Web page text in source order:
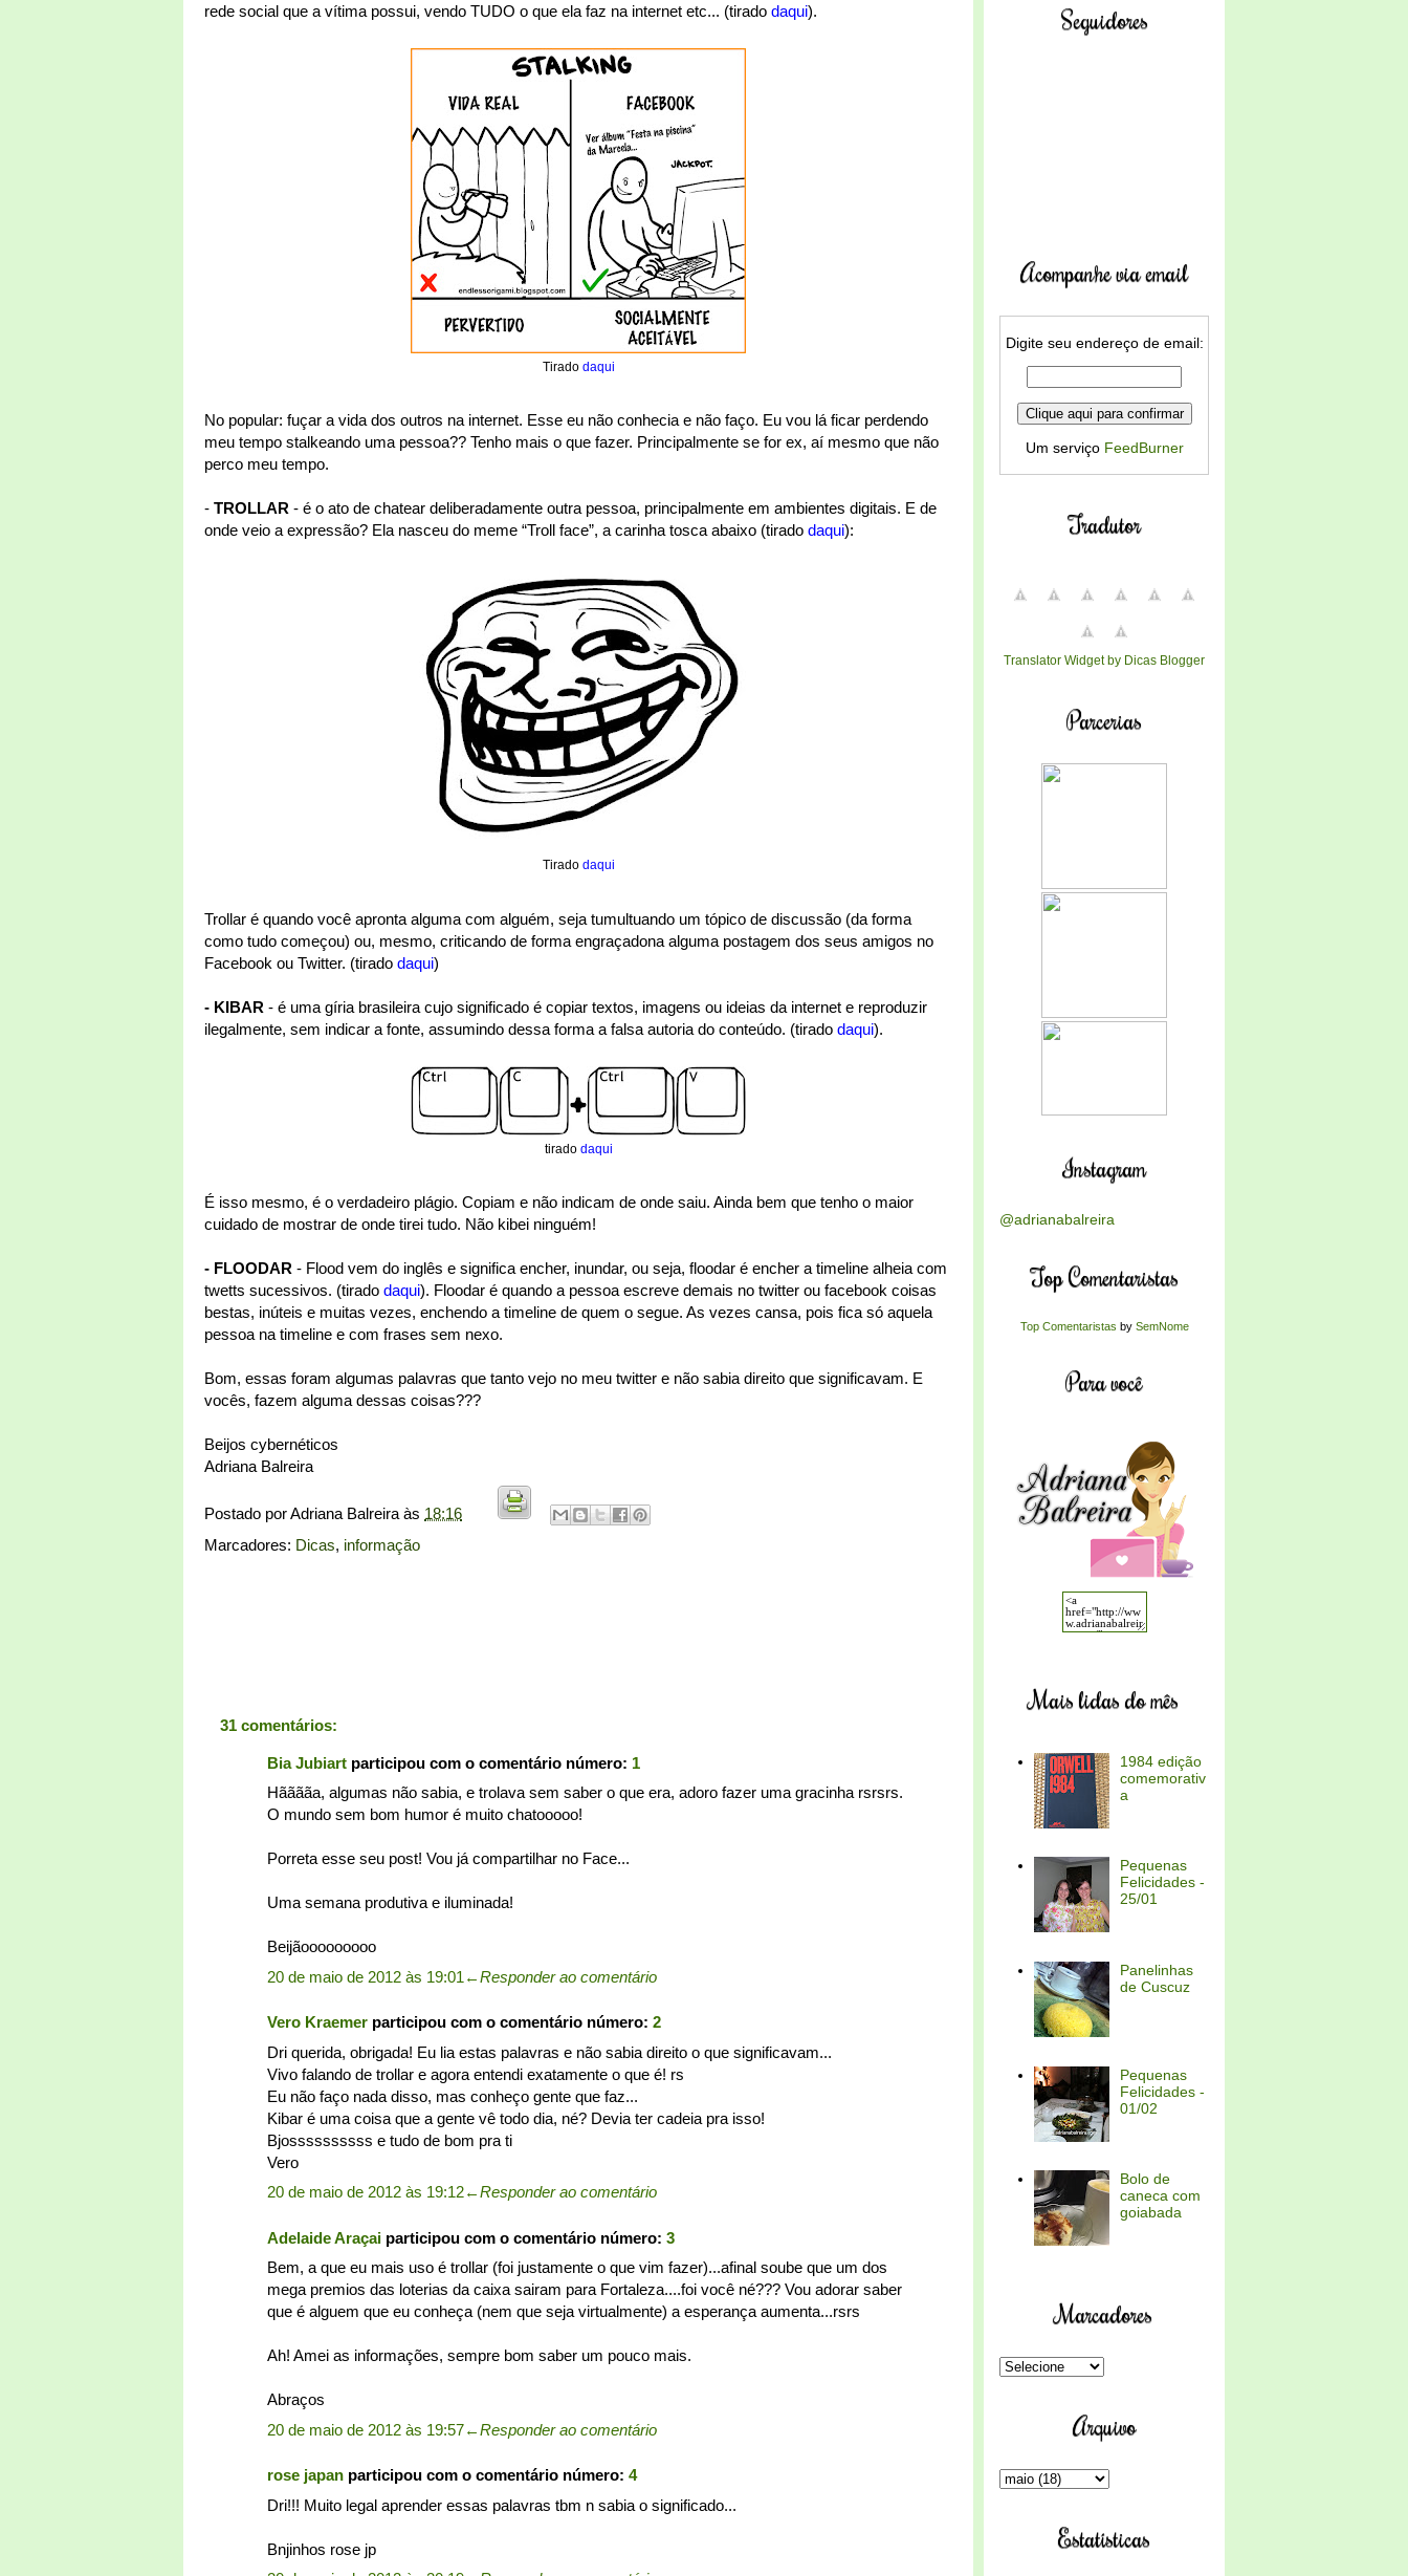
rede social que a vítima possui, vendo TUDO o que ela faz na internet etc... (tirado daqui).
Tirado daqui
No popular: fuçar a vida dos outros na internet. Esse eu não conhecia e não faço. Eu vou lá ficar perdendo
meu tempo stalkeando uma pessoa?? Tenho mais o que fazer. Principalmente se for ex, aí mesmo que não
perco meu tempo.
- TROLLAR - é o ato de chatear deliberadamente outra pessoa, principalmente em ambientes digitais. E de
onde veio a expressão? Ela nasceu do meme “Troll face”, a carinha tosca abaixo (tirado daqui):
Tirado daqui
Trollar é quando você apronta alguma com alguém, seja tumultuando um tópico de discussão (da forma
como tudo começou) ou, mesmo, criticando de forma engraçadona alguma postagem dos seus amigos no
Facebook ou Twitter. (tirado daqui)
- KIBAR - é uma gíria brasileira cujo significado é copiar textos, imagens ou ideias da internet e reproduzir
ilegalmente, sem indicar a fonte, assumindo dessa forma a falsa autoria do conteúdo. (tirado daqui).
tirado daqui
É isso mesmo, é o verdadeiro plágio. Copiam e não indicam de onde saiu. Ainda bem que tenho o maior
cuidado de mostrar de onde tirei tudo. Não kibei ninguém!
- FLOODAR - Flood vem do inglês e significa encher, inundar, ou seja, floodar é encher a timeline alheia com
twetts sucessivos. (tirado daqui). Floodar é quando a pessoa escreve demais no twitter ou facebook coisas
bestas, inúteis e muitas vezes, enchendo a timeline de quem o segue. As vezes cansa, pois fica só aquela
pessoa na timeline e com frases sem nexo.
Bom, essas foram algumas palavras que tanto vejo no meu twitter e não sabia direito que significavam. E
vocês, fazem alguma dessas coisas???
Beijos cybernéticos
Adriana Balreira
Postado porAdriana Balreira às 18:16
Marcadores: Dicas, informação
31 comentários:
Bia Jubiart participou com o comentário número: 1
Hããããa, algumas não sabia, e trolava sem saber o que era, adoro fazer uma gracinha rsrsrs.
O mundo sem bom humor é muito chatooooo!
Porreta esse seu post! Vou já compartilhar no Face...
Uma semana produtiva e iluminada!
Beijãooooooooo
20 de maio de 2012 às 19:01 ←Responder ao comentário
Vero Kraemer participou com o comentário número: 2
Dri querida, obrigada! Eu lia estas palavras e não sabia direito o que significavam...
Vivo falando de trollar e agora entendi exatamente o que é! rs
Eu não faço nada disso, mas conheço gente que faz...
Kibar é uma coisa que a gente vê todo dia, né? Devia ter cadeia pra isso!
Bjossssssssss e tudo de bom pra ti
Vero
20 de maio de 2012 às 19:12←Responder ao comentário
Adelaide Araçai participou com o comentário número: 3
Bem, a que eu mais uso é trollar (foi justamente o que vim fazer)...afinal soube que um dos
mega premios das loterias da caixa sairam para Fortaleza....foi você né??? Vou adorar saber
que é alguem que eu conheça (nem que seja virtualmente) a esperança aumenta...rsrs
Ah! Amei as informações, sempre bom saber um pouco mais.
Abraços
20 de maio de 2012 às 19:57←Responder ao comentário
rose japan participou com o comentário número: 4
Dri!!! Muito legal aprender essas palavras tbm n sabia o significado...
Bnjinhos rose jp
Seguidores
Acompanhe via email
Digite seu endereço de email:
Um serviço FeedBurner
Tradutor
Translator Widget by Dicas Blogger
Parcerias
Instagram
@adrianabalreira
Top Comentaristas
Top Comentaristas by SemNome
Para você
Mais lidas do mês
1984 edição
comemorativ
a
Pequenas
Felicidades -
25/01
Panelinhas
de Cuscuz
Pequenas
Felicidades -
01/02
Bolo de
caneca com
goiabada
Marcadores
Arquivo
Estatísticas